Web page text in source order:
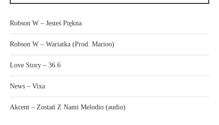
Robson W – Jesteś Piękna
Robson W – Wariatka (Prod. Marioo)
Love Story – 36.6
News – Vixa
Akcent – Zostań Z Nami Melodio (audio)